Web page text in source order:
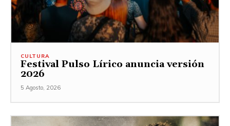
CULTURA
Festival Pulso Lírico anuncia versión
2026
5 Agosto, 2026